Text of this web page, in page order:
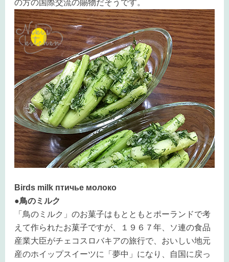
の方の国際交流の賜物だそうです。
Birds milk птичье молоко
●鳥のミルク
「鳥のミルク」のお菓子はもとともとポーランドで考
えて作られたお菓子ですが、１９６７年、ソ連の食品
産業大臣がチェコスロバキアの旅行で、おいしい地元
産のホイップスイーツに「夢中」になり、自国に戻っ